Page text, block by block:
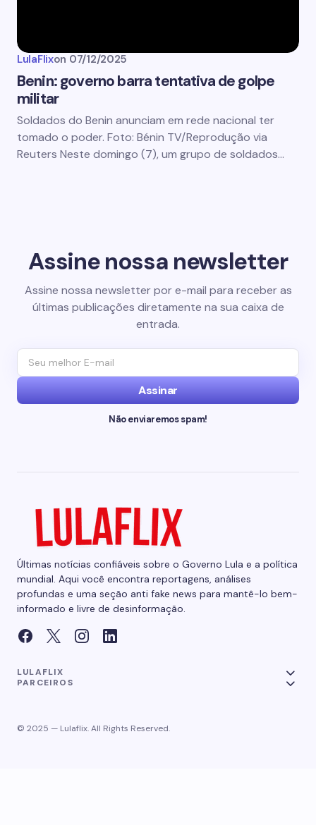
LulaFlixon 07/12/2025
Benin: governo barra tentativa de golpe
militar
Soldados do Benin anunciam em rede nacional ter
tomado o poder. Foto: Bénin TV/Reprodução via
Reuters Neste domingo (7), um grupo de soldados…
Assine nossa newsletter
Assine nossa newsletter por e-mail para receber as
últimas publicações diretamente na sua caixa de
entrada.
Assinar
Não enviaremos spam!
Últimas notícias confiáveis sobre o Governo Lula e a política
mundial. Aqui você encontra reportagens, análises
profundas e uma seção anti fake news para mantê-lo bem-
informado e livre de desinformação.
LULAFLIX
PARCEIROS
© 2025 — Lulaflix. All Rights Reserved.